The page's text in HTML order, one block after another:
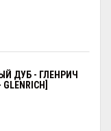
ДУБ - ГЛЕНРИЧ